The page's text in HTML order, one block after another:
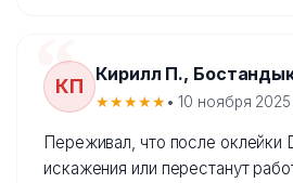
КП
Кирилл П.,
★★★★★• 10 ноября 2025
Переживал, что после оклейки
искажения или перестанут